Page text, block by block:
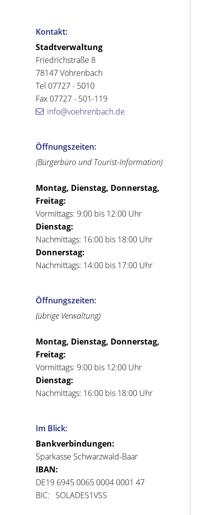
Kontakt:
Stadtverwaltung
Friedrichstraße 8
78147 Vöhrenbach
Tel 07727 - 5010
Fax 07727 - 501-119
info@voehrenbach.de
Öffnungszeiten:
(Bürgerbüro und Tourist-Information)
Montag, Dienstag, Donnerstag,
Freitag:
Vormittags: 9:00 bis 12:00 Uhr
Dienstag:
Nachmittags: 16:00 bis 18:00 Uhr
Donnerstag:
Nachmittags: 14:00 bis 17:00 Uhr
Öffnungszeiten:
(übrige Verwaltung)
Montag, Dienstag, Donnerstag,
Freitag:
Vormittags: 9:00 bis 12:00 Uhr
Dienstag:
Nachmittags: 16:00 bis 18:00 Uhr
Im Blick:
Bankverbindungen:
Sparkasse Schwarzwald-Baar
IBAN:
DE19 6945 0065 0004 0001 47
BIC: SOLADES1VSS